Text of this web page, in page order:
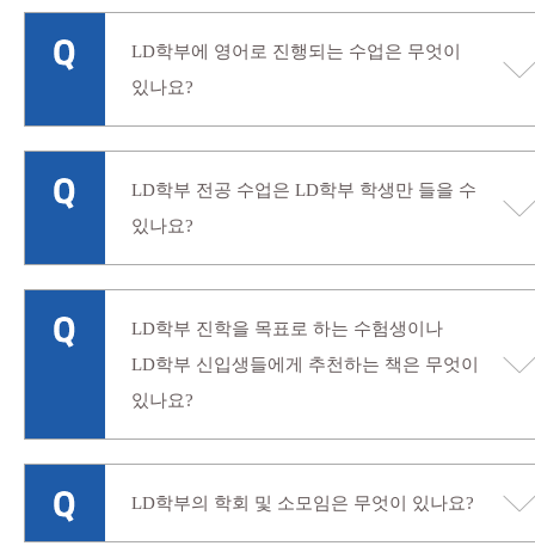
LD학부에 영어로 진행되는 수업은 무엇이
있나요?
LD학부 전공 수업은 LD학부 학생만 들을 수
있나요?
LD학부 진학을 목표로 하는 수험생이나
LD학부 신입생들에게 추천하는 책은 무엇이
있나요?
LD학부의 학회 및 소모임은 무엇이 있나요?